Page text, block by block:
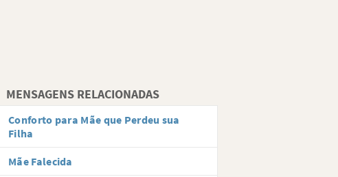
MENSAGENS RELACIONADAS
Conforto para Mãe que Perdeu sua
Filha
Mãe Falecida